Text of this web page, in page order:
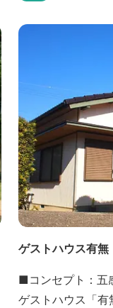
ゲストハウス有無
■コンセプト：五
ゲストハウス「